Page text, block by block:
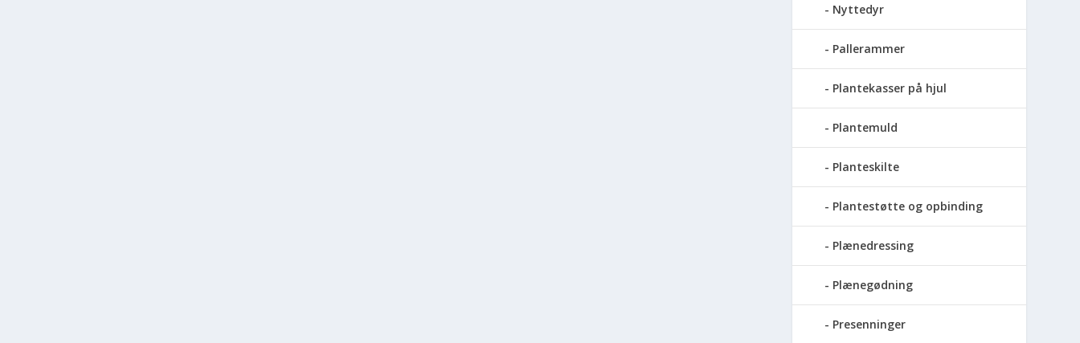
Nyttedyr
Pallerammer
Plantekasser på hjul
Plantemuld
Planteskilte
Plantestøtte og opbinding
Plænedressing
Plænegødning
Presenninger